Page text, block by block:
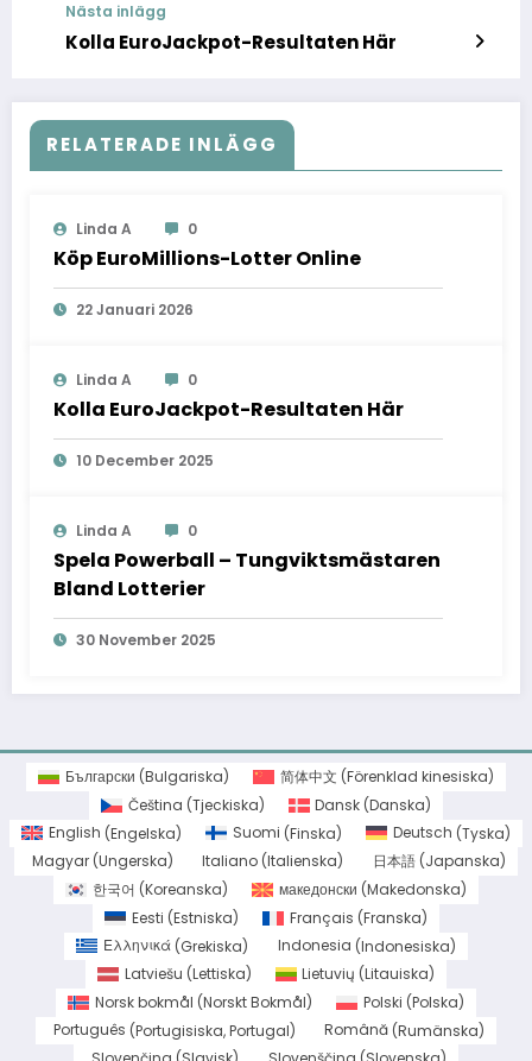
Nästa inlägg
Kolla EuroJackpot-Resultaten Här
RELATERADE INLÄGG
Linda A 0
Köp EuroMillions-Lotter Online
22 Januari 2026
Linda A 0
Kolla EuroJackpot-Resultaten Här
10 December 2025
Linda A 0
Spela Powerball – Tungviktsmästaren
Bland Lotterier
30 November 2025
Български (Bulgariska) 简体中文 (Förenklad kinesiska)
Čeština (Tjeckiska) Dansk (Danska)
English (Engelska) Suomi (Finska) Deutsch (Tyska)
Magyar(Ungerska) Italiano (Italienska) 日本語 (Japanska)
한국어 (Koreanska) македонски (Makedonska)
Eesti (Estniska) Français (Franska)
Ελληνικά (Grekiska) Indonesia (Indonesiska)
Latviešu (Lettiska) Lietuvių (Litauiska)
Norsk bokmål (Norskt Bokmål) Polski (Polska)
Português (Portugisiska, Portugal) Română (Rumänska)